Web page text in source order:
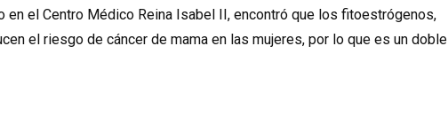
en el Centro Médico Reina Isabel II, encontró que los fitoestrógenos,
el riesgo de cáncer de mama en las mujeres, por lo que es un doble